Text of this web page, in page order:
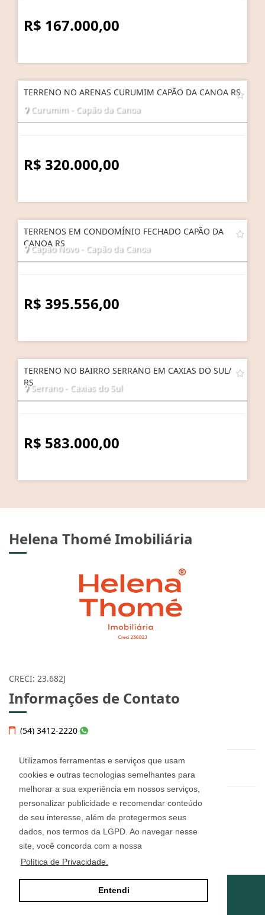
Utilizamos ferramentas e serviços que usam
cookies e outras tecnologias semelhantes para
melhorar a sua experiência em nossos serviços,
personalizar publicidade e recomendar conteúdo
de seu interesse, além de protegermos seus
dados, nos termos da LGPD. Ao navegar nesse
site, você concorda com a nossa
Política de Privacidade.
Entendi
R$ 167.000,00
TERRENO NO ARENAS CURUMIM CAPÃO DA CANOA RS
Curumim - Capão da Canoa
R$ 320.000,00
TERRENOS EM CONDOMÍNIO FECHADO CAPÃO DA
CANOA RS
Capão Novo - Capão da Canoa
R$ 395.556,00
TERRENO NO BAIRRO SERRANO EM CAXIAS DO SUL/
RSSerrano - Caxias do Sul
R$ 583.000,00
Helena Thomé Imobiliária
CRECI: 23.682J
Informações de Contato
(54) 3412-2220
helena@imobiliariahelena.com.br
Helena Thomé Imobiliária - 23.682J
Rua Júlio de Castilhos, n° 455, sala 12
Bairro Imigrante - Farroupilha/RS
CEP: 95180-160
ImóvelOffice© - Todos os direitos reservados